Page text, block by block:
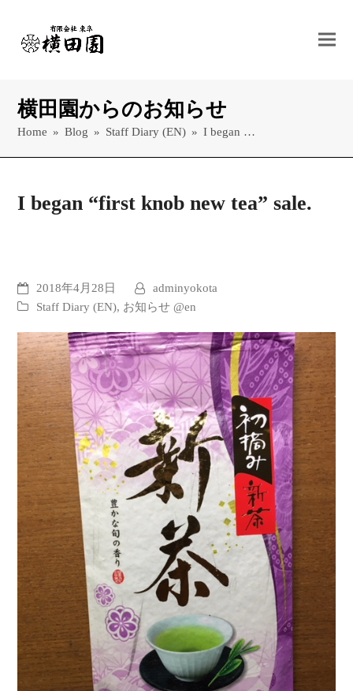
横田園からのお知らせ
Home » Blog » Staff Diary (EN) » I began …
I began “first knob new tea” sale.
2018年4月28日
adminyokota
Staff Diary (EN), お知らせ @en